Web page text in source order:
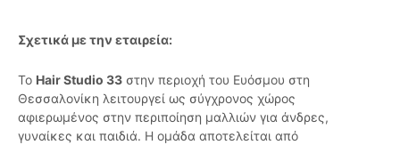
Σχετικά με την εταιρεία:
Το Hair Studio 33 στην περιοχή του Ευόσμου στη
Θεσσαλονίκη λειτουργεί ως σύγχρονος χώρος
αφιερωμένος στην περιποίηση μαλλιών για άνδρες,
γυναίκες και παιδιά. Η ομάδα αποτελείται από